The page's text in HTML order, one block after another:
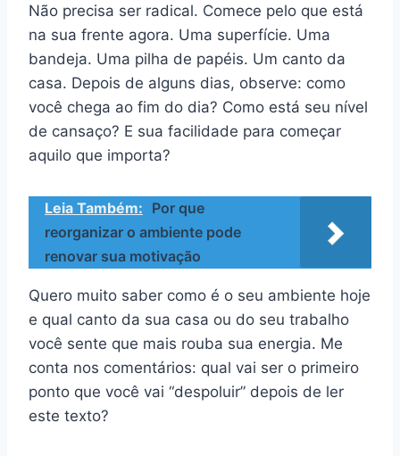
Não precisa ser radical. Comece pelo que está
na sua frente agora. Uma superfície. Uma
bandeja. Uma pilha de papéis. Um canto da
casa. Depois de alguns dias, observe: como
você chega ao fim do dia? Como está seu nível
de cansaço? E sua facilidade para começar
aquilo que importa?
Leia Também: Por que
reorganizar o ambiente pode
renovar sua motivação
Quero muito saber como é o seu ambiente hoje
e qual canto da sua casa ou do seu trabalho
você sente que mais rouba sua energia. Me
conta nos comentários: qual vai ser o primeiro
ponto que você vai “despoluir” depois de ler
este texto?